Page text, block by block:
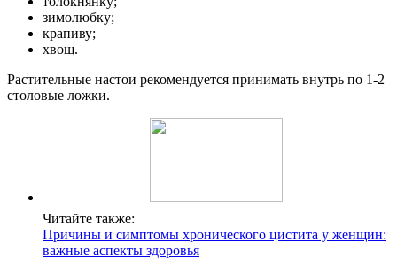
зимолюбку;
крапиву;
хвощ.
Растительные настои рекомендуется принимать внутрь по 1-2
столовые ложки.
Читайте также:
Причины и симптомы хронического цистита у женщин:
важные аспекты здоровья